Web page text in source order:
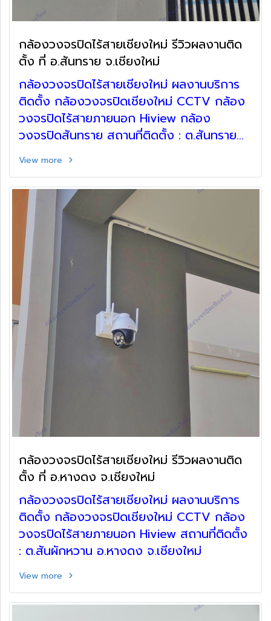
กล้องวงจรปิดไร้สายเชียงใหม่ รีวิวผลงานติด
ตั้ง ที่ อ.สันทราย จ.เชียงใหม่
กล้องวงจรปิดไร้สายเชียงใหม่ ผลงานบริการ
ติดตั้ง กล้องวงจรปิดเชียงใหม่ CCTV กล้อง
วงจรปิดไร้สายภายนอก Hiview กล้อง
วงจรปิดสันทราย สถานที่ติดตั้ง : ต.สันทราย
View more
กล้องวงจรปิดไร้สายเชียงใหม่ รีวิวผลงานติด
ตั้ง ที่ อ.หางดง จ.เชียงใหม่
กล้องวงจรปิดไร้สายเชียงใหม่ ผลงานบริการ
ติดตั้ง กล้องวงจรปิดเชียงใหม่ CCTV กล้อง
วงจรปิดไร้สายภายนอก Hiview สถานที่ติดตั้ง
: ต.สันผักหวาน อ.หางดง จ.เชียงใหม่
View more